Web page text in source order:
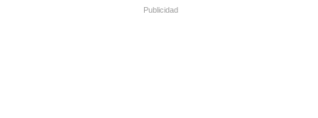
Publicidad